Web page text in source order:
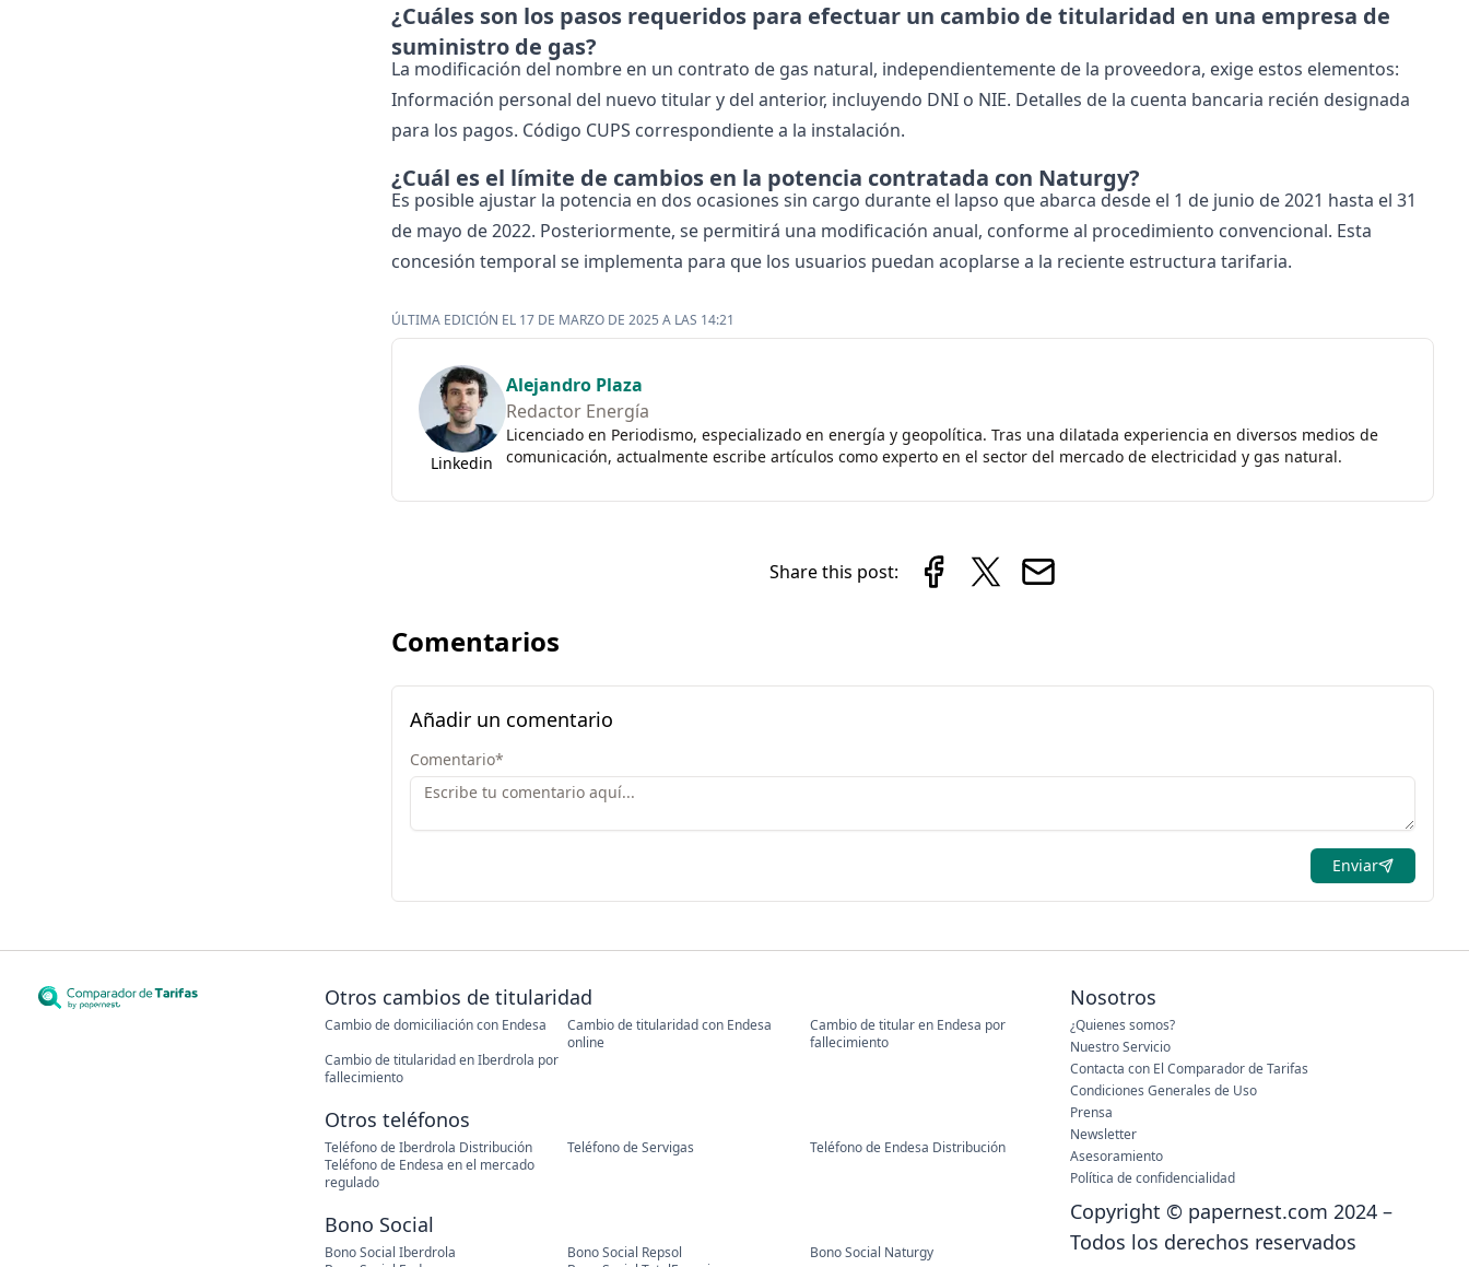
¿Cuáles son los pasos requeridos para efectuar un cambio de titularidad en una empresa de
suministro de gas?
La modificación del nombre en un contrato de gas natural, independientemente de la proveedora, exige estos elementos:
Información personal del nuevo titular y del anterior, incluyendo DNI o NIE. Detalles de la cuenta bancaria recién designada
para los pagos. Código CUPS correspondiente a la instalación.
¿Cuál es el límite de cambios en la potencia contratada con Naturgy?
Es posible ajustar la potencia en dos ocasiones sin cargo durante el lapso que abarca desde el 1 de junio de 2021 hasta el 31
de mayo de 2022. Posteriormente, se permitirá una modificación anual, conforme al procedimiento convencional. Esta
concesión temporal se implementa para que los usuarios puedan acoplarse a la reciente estructura tarifaria.
ÚLTIMA EDICIÓN EL 17 DE MARZO DE 2025 A LAS 14:21
Linkedin
Alejandro Plaza
Redactor Energía
Licenciado en Periodismo, especializado en energía y geopolítica. Tras una dilatada experiencia en diversos medios de
comunicación, actualmente escribe artículos como experto en el sector del mercado de electricidad y gas natural.
Share this post:
Comentarios
Añadir un comentario
Comentario*
Enviar
Otros cambios de titularidad
Cambio de domiciliación con Endesa
Cambio de titularidad con Endesa
online
Cambio de titular en Endesa por
fallecimiento
Cambio de titularidad en Iberdrola por
fallecimiento
Otros teléfonos
Teléfono de Iberdrola Distribución Teléfono de Servigas
Teléfono de Endesa Distribución
Teléfono de Endesa en el mercado
regulado
Bono Social
Bono Social Iberdrola Bono Social Repsol
Bono Social Naturgy
Nosotros
¿Quienes somos?
Nuestro Servicio
Contacta con El Comparador de Tarifas
Condiciones Generales de Uso
Prensa
Newsletter
Asesoramiento
Política de confidencialidad
Copyright © papernest.com 2024 –
Todos los derechos reservados